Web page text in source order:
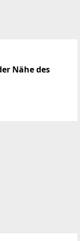
Nähe des